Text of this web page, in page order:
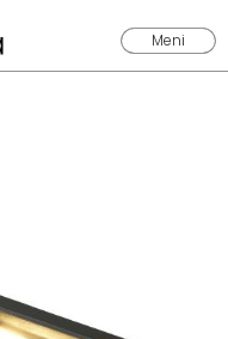
Meni